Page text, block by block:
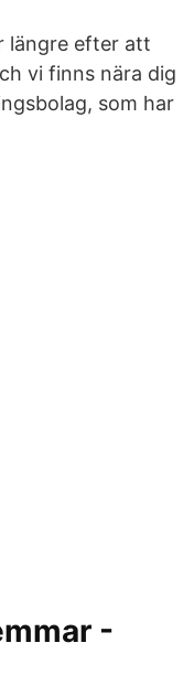
längre efter att
vi finns nära dig
som har
-